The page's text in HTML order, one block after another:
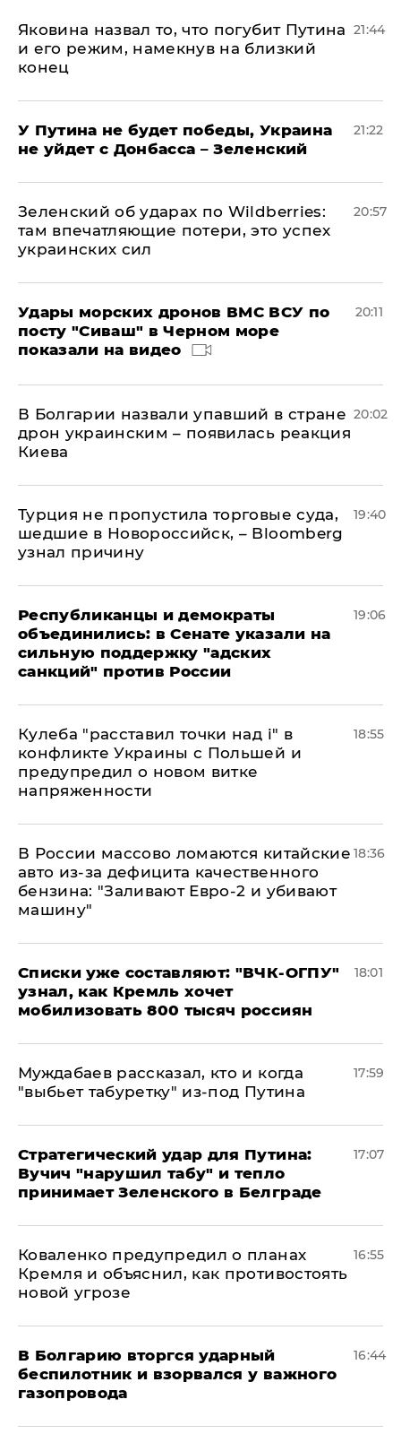
Яковина назвал то, что погубит Путина
и его режим, намекнув на близкий
конец
21:44
У Путина не будет победы, Украина
не уйдет с Донбасса – Зеленский
21:22
Зеленский об ударах по Wildberries:
там впечатляющие потери, это успех
украинских сил
20:57
Удары морских дронов ВМС ВСУ по
посту "Сиваш" в Черном море
показали на видео
20:11
В Болгарии назвали упавший в стране
дрон украинским – появилась реакция
Киева
20:02
Турция не пропустила торговые суда,
шедшие в Новороссийск, – Bloomberg
узнал причину
19:40
Республиканцы и демократы
объединились: в Сенате указали на
сильную поддержку "адских
санкций" против России
19:06
Кулеба "расставил точки над і" в
конфликте Украины с Польшей и
предупредил о новом витке
напряженности
18:55
В России массово ломаются китайские
авто из-за дефицита качественного
бензина: "Заливают Евро-2 и убивают
машину"
18:36
Списки уже составляют: "ВЧК-ОГПУ"
узнал, как Кремль хочет
мобилизовать 800 тысяч россиян
18:01
Муждабаев рассказал, кто и когда
"выбьет табуретку" из-под Путина
17:59
Стратегический удар для Путина:
Вучич "нарушил табу" и тепло
принимает Зеленского в Белграде
17:07
Коваленко предупредил о планах
Кремля и объяснил, как противостоять
новой угрозе
16:55
В Болгарию вторгся ударный
беспилотник и взорвался у важного
газопровода
16:44